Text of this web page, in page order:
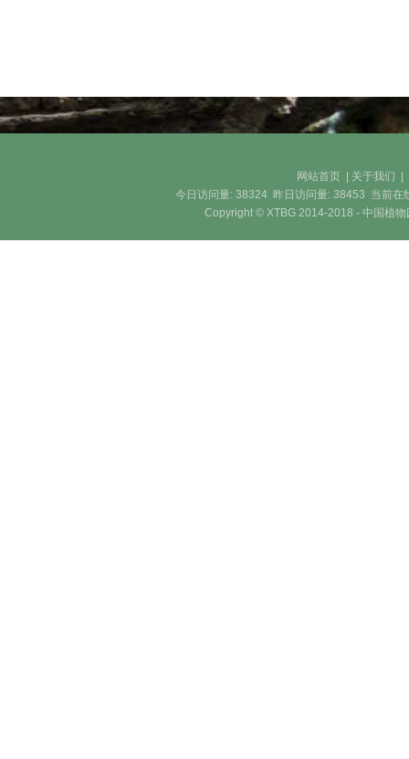
网站首页 关于我们
今日访问量:38324 昨日访问量:38453 当前在
Copyright © XTBG 2014-2018 - 中国